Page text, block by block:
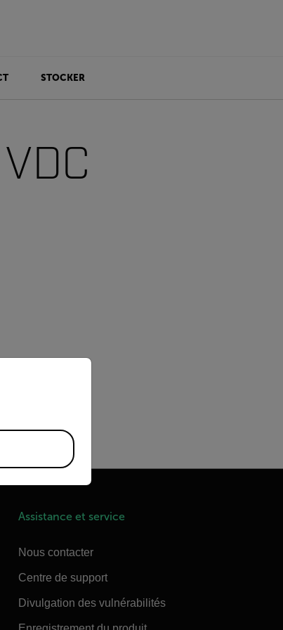
STOCKER
Assistance et service
Nous contacter
Centre de support
Divulgation des vulnérabilités
of our website.